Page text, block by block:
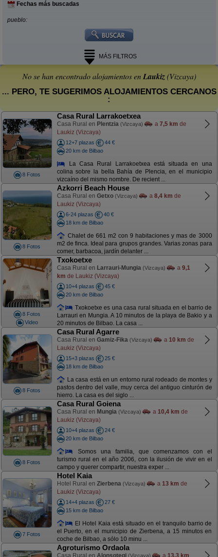
Fechas más buscadas
pueblo:
MÁS FILTROS
No se han encontrado alojamientos enLaukiz(Vizcaya)
... PERO, TE SUGERIMOS ALOJAMIENTOS CERCANOS
:
8 Fotos
Casa Rural Larrakoetxea
Casa Rural en Plentzia (Vizcaya) a 7,5 km de
Laukiz (Vizcaya)
12+7 plazas
44 €
20 km de Bilbao
La Casa Rural Larrakoetxea está situada en una
colina sobre la bella Bahía de Plencia, en el municipio
vizcaíno del mismo nombre. De recient ...
8 Fotos
Azkorri Beach House
Casa Rural en Getxo (Vizcaya) a 8,4 km de
Laukiz (Vizcaya)
6-24 plazas
40 €
18 km de Bilbao
Chalet de 661 m2 con 9 habitaciones y mas de 3000
m2 de finca. Ideal para grupos grandes. Varias zonas para
comer, barbacoa, jardín delanter ...
8 Fotos
Video
Txokoetxe
Casa Rural en Larrauri-Mungia (Vizcaya) a 9,1
km de Laukiz (Vizcaya)
10+4 plazas
45 €
20 km de Bilbao
Txokoetxe es una casa rural situada en el barrio de
Larrauri en Mungia. A 10 minutos de la playa de Bakio y a
20 minutos de Bilbao. La casa ...
8 Fotos
Casa Rural Agarre
Casa Rural en Gamiz-Fika (Vizcaya) a 10 km de
Laukiz (Vizcaya)
15+3 plazas
25 €
18 km de Bilbao
La casa está en un entorno rural rodeado de montes y
pastos dentro del valle, muy cerca del antiguo cinturón de
hierro. La casa es del siglo ...
8 Fotos
Casa Rural Goiena
Casa Rural en Mungia (Vizcaya) a 10,4 km de
Laukiz (Vizcaya)
10+4 plazas
24 €
20 km de Bilbao
Somos una familia, que comenzamos con el
turismo rural en el año 2006, con la ilusión de vivir en el
campo y querer compartir, nuestra exper ...
7 Fotos
Hotel Kaia
Hotel Rural en Zierbena (Vizcaya) a 13 km de
Laukiz (Vizcaya)
14+4 plazas
27 €
15 km de Bilbao
El Hotel Kaia está situado en el tranquilo barrio de
el Puerto, en el municipio de Zierbena, a 15 minutos en
coche de Bilbao, a sólo 10 minu ...
Agroturismo Ordaola
Casa Rural en Alonsotegi (Vizcaya) a 13,3 km